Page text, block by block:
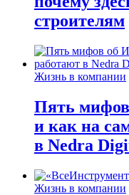
строителям
Жизнь в компании
Пять
и как на
в Nedra
Жизнь в компании